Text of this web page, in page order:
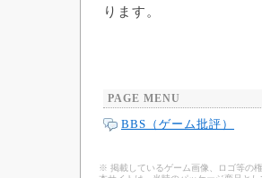
ります。
PAGE MENU
BBS（ゲーム批評）
※ 掲載しているゲーム画像、ロゴ等の